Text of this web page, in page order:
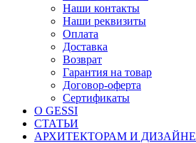
Наши контакты
Наши реквизиты
Оплата
Доставка
Возврат
Гарантия на товар
Договор-оферта
Сертификаты
О GESSI
СТАТЬИ
АРХИТЕКТОРАМ И